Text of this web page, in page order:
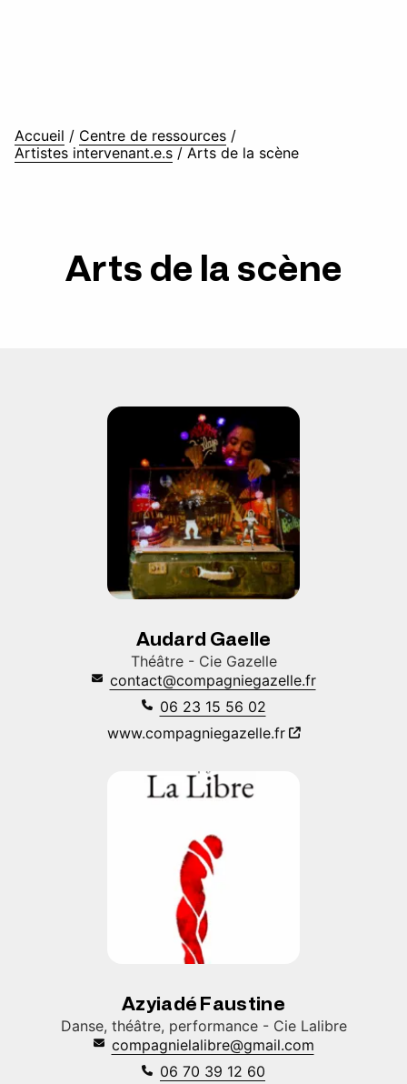
Accueil / Centre de ressources /
Artistes intervenant.e.s / Arts de la scène
Arts de la scène
Audard Gaelle
Théâtre - Cie Gazelle
contact@compagniegazelle.fr
06 23 15 56 02
www.compagniegazelle.fr
Azyiadé Faustine
Danse, théâtre, performance - Cie Lalibre
compagnielalibre@gmail.com
06 70 39 12 60